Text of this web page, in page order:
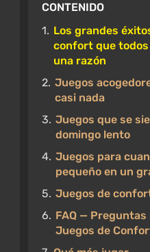
CONTENIDO
1. Los grandes
confort que
una razón
2. Juegos
casi nada
3. Juegos que se
domingo lento
4. Juegos para
pequeño en un
5. Juegos de
6. FAQ —
Juegos de